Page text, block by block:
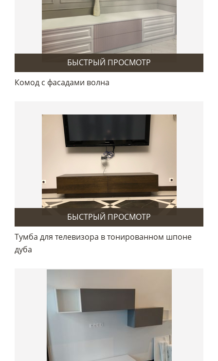
БЫСТРЫЙ ПРОСМОТР
Комод с фасадами волна
БЫСТРЫЙ ПРОСМОТР
Тумба для телевизора в тонированном шпоне
дуба